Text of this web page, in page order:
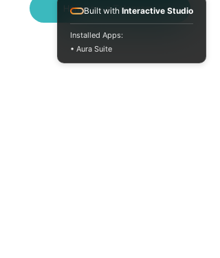
Написать в Telegram
Built with Interactive Studio
Installed Apps:
• Aura Suite